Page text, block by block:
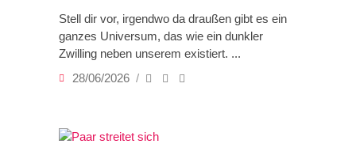
Stell dir vor, irgendwo da draußen gibt es ein
ganzes Universum, das wie ein dunkler
Zwilling neben unserem existiert.
28/06/2026